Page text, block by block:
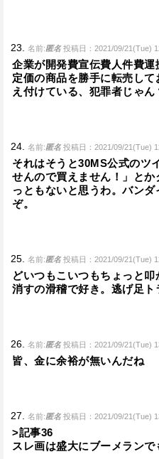
23. 名前:匿名 投稿日：2021/09/21(Tue)
企業が開発費宣伝費人件費
定価の商品を勝手に転売し
え付けている、犯罪者じゃん
24. 名前:匿名 投稿日：2021/09/21(Tue)
それはそうと30MS公式のツ
せんので買えません！」と
っともないと思うわ。バン
ぞ。
25. 名前:匿名 投稿日：2021/09/21(Tue)
どいつもこいつもちょっと
消すの滑稽で好き。逃げ足ト
26. 名前:匿名 投稿日：2021/09/21(Tue)
皆、金に余裕が無いんだね
27. 名前:匿名 投稿日：2021/09/21(Tue)
>記事36
スレ画は盛大にブーメラン